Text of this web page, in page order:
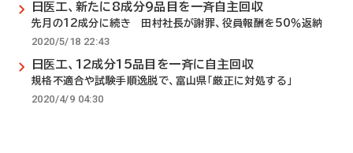
日医工、新たに8成分9品目を一斉自主回収
先月の12成分に続き 田村社長が謝罪、役員報酬を50％返納
2020/5/18 22:43
日医工、12成分15品目を一斉に自主回収
規格不適合や試験手順逸脱で、富山県「厳正に対処する」
2020/4/9 04:30